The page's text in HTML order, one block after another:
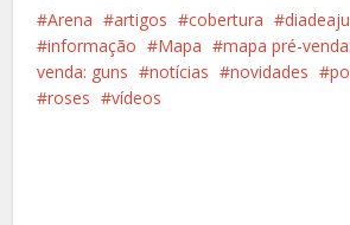
Arena artigos cobertura
informação
Mapa mapa pré-venda:
venda: guns
notícias novidades
roses
vídeos